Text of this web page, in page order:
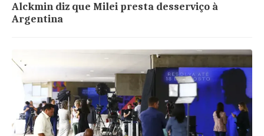
Alckmin diz que Milei presta desserviço à
Argentina